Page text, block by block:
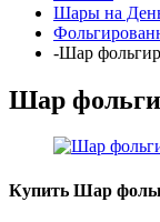
Шары на
-Шар
Шар
Купить Шар